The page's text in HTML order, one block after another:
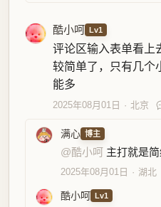
酷小呵 Lv1
评论区输入表单看上
较简单了，只有几个
能多
2025年08月01日 北京
满心 博主
@酷小呵 主打就是
2025年08月01日 湖北
酷小呵 Lv1